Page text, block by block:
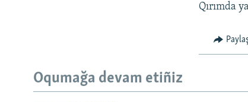
Qırımda
Oqumağa devam etiñiz